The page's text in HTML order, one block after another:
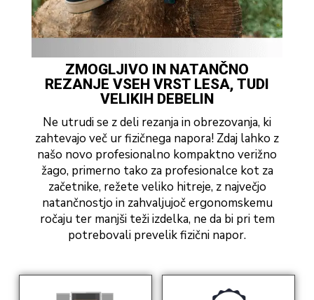
ZMOGLJIVO IN NATANČNO
REZANJE VSEH VRST LESA, TUDI
VELIKIH DEBELIN
Ne utrudi se z deli rezanja in obrezovanja, ki
zahtevajo več ur fizičnega napora! Zdaj lahko z
našo novo profesionalno kompaktno verižno
žago, primerno tako za profesionalce kot za
začetnike, režete veliko hitreje, z največjo
natančnostjo in zahvaljujoč ergonomskemu
ročaju ter manjši teži izdelka, ne da bi pri tem
potrebovali prevelik fizični napor.